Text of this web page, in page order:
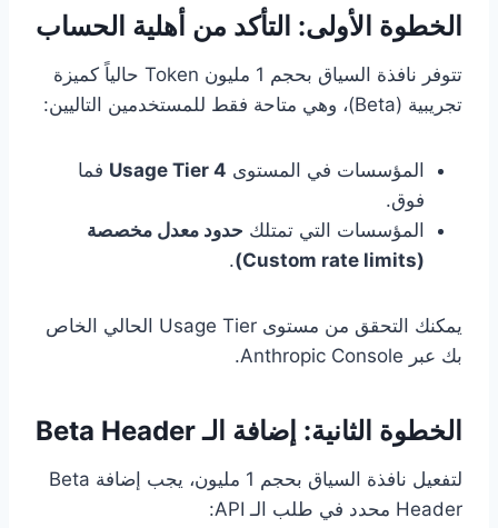
الخطوة الأولى: التأكد من أهلية الحساب
تتوفر نافذة السياق بحجم 1 مليون Token حالياً كميزة
تجريبية (Beta)، وهي متاحة فقط للمستخدمين التاليين:
المؤسسات في المستوى Usage Tier 4 فما
فوق.
المؤسسات التي تمتلك حدود معدل مخصصة
(Custom rate limits)
.
يمكنك التحقق من مستوى Usage Tier الحالي الخاص
بك عبر Anthropic Console.
الخطوة الثانية: إضافة الـ Beta Header
لتفعيل نافذة السياق بحجم 1 مليون، يجب إضافة Beta
Header محدد في طلب الـ API: